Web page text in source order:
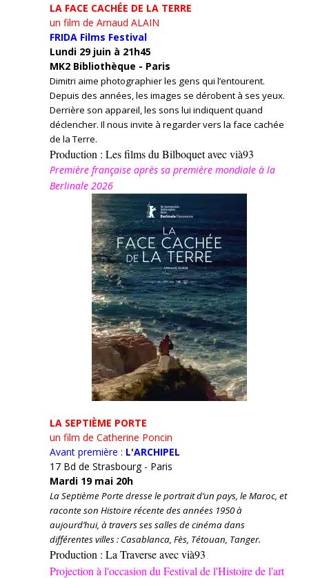
LA FACE CACHÉE DE LA TERRE
un film de Arnaud ALAIN
FRIDA Films Festival
Lundi 29 juin à 21h45
MK2 Bibliothèque - Paris
Dimitri aime photographier les gens qui l’entourent.
Depuis des années, les images se dérobent à ses yeux.
Derrière son appareil, les sons lui indiquent quand
déclencher. Il nous invite à regarder vers la face cachée
de la Terre.
Production : Les films du Bilboquet avec vià93
Première française après sa première mondiale à la
Berlinale 2026
LA SEPTIÈME PORTE
un film de Catherine Poncin
Avant première : L'ARCHIPEL
17 Bd de Strasbourg - Paris
Mardi 19 mai 20h
La Septième Porte dresse le portrait d’un pays, le Maroc, et
raconte son Histoire récente des années 1950 à
aujourd’hui, à travers ses salles de cinéma dans
différentes villes : Casablanca, Fès, Tétouan, Tanger.
Production : La Traverse avec vià93
Projection à l'occasion du Festival de l'Histoire de l'art